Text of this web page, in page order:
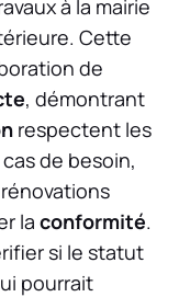
à la mairie
Cette
de
, démontrant
respectent les
de besoin,
la conformité.
si le statut
pourrait